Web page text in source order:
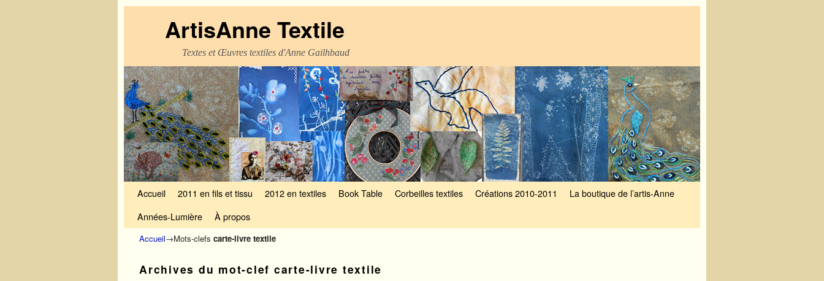
ArtisAnne Textile
Textes et Œuvres textiles d'Anne Gailhbaud
Accueil 2011 en fils et tissu 2012 en textiles Book Table Corbeilles textiles Créations 2010-2011
La boutique de l’artis-Anne
Années-Lumière
À propos
Accueil→Mots-clefs carte-livre textile
Archives du mot-clef carte-livre textile